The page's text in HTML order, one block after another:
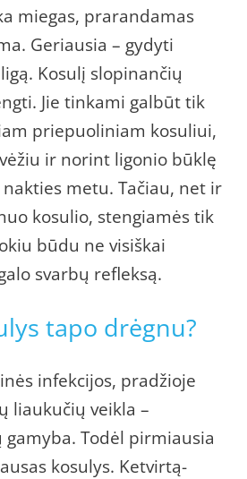
miegas, prarandamas
Geriausia – gydyti
Kosulį slopinančių
Jie tinkami galbūt tik
priepuoliniam kosuliui,
ir norint ligonio būklę
metu. Tačiau, net ir
kosulio, stengiamės tik
būdu ne visiškai
svarbų refleksą.
tapo drėgnu?
infekcijos, pradžioje
liaukučių veikla –
gamyba. Todėl pirmiausia
kosulys. Ketvirtą-